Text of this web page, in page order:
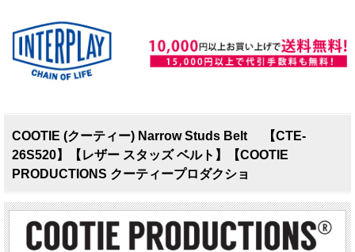
COOTIE (クーティー) Narrow Studs Belt 【CTE-
26S520】【レザー スタッズ ベルト】【COOTIE
PRODUCTIONS クーティープロダクショ